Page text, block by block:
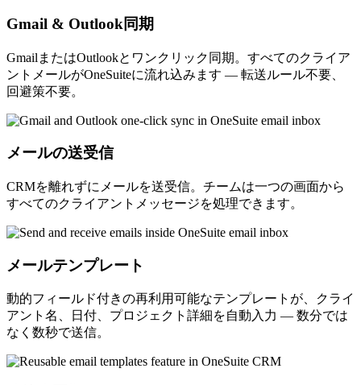
Gmail & Outlook同期
GmailまたはOutlookとワンクリック同期。すべてのクライア
ントメールがOneSuiteに流れ込みます — 転送ルール不要、
回避策不要。
メールの送受信
CRMを離れずにメールを送受信。チームは一つの画面から
すべてのクライアントメッセージを処理できます。
メールテンプレート
動的フィールド付きの再利用可能なテンプレートが、クライ
アント名、日付、プロジェクト詳細を自動入力 — 数分では
なく数秒で送信。